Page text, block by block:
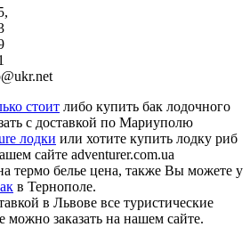
735-79-39
стоит либо купить бак лодочного
с доставкой по Мариуполю
лодки или хотите купить лодку риб
сайте adventurer.com.ua
термо белье цена, также Вы можете у
в Тернополе.
в Львове все туристические
можно заказать на нашем сайте.